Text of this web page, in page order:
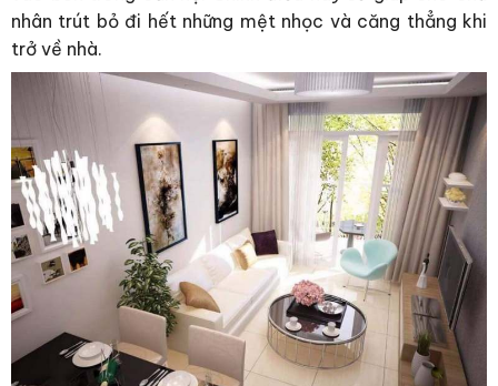
nhân trút bỏ đi hết những mệt nhọc và căng thẳng khi
trở về nhà.